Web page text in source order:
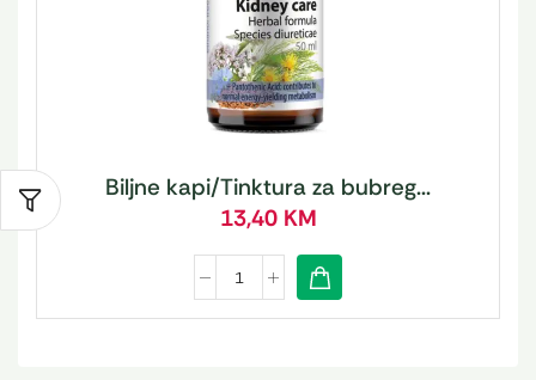
Biljne kapi/Tinktura za bubreg...
13,40 KM